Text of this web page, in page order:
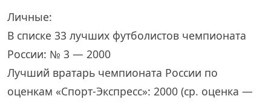
Личные:
В списке 33 лучших футболистов чемпионата
России: № 3 — 2000
Лучший вратарь чемпионата России по
оценкам «Спорт-Экспресс»: 2000 (ср. оценка —